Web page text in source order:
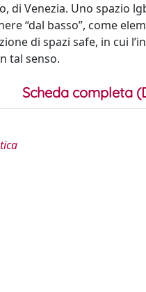
di Venezia. Uno spazio
“dal basso”, come
di spazi safe, in cui
tal senso.
Scheda completa